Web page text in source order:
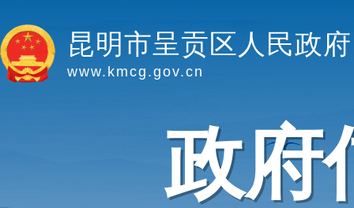
昆明市呈贡区人民政府
www.kmcg.gov.cn
政府